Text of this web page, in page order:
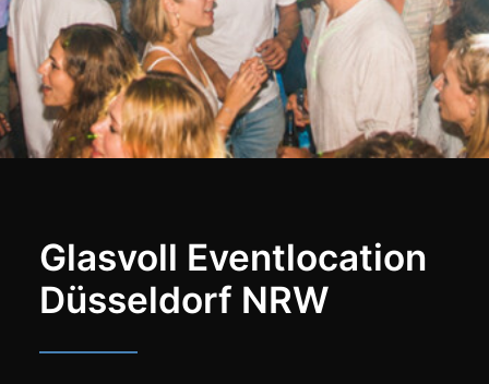
Glasvoll Eventlocation
Düsseldorf NRW